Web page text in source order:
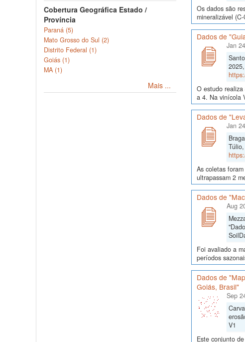
Cobertura Geográfica Estado /
Província
Paraná (5)
Mato Grosso do Sul (2)
Distrito Federal (1)
Goiás (1)
MA (1)
Mais ...
Os dados são
mineralizável
Dados de
Jan
O estudo
a 4. Na vinícola
Dados de
Jan
As coletas
ultrapassam 2
Dados de
Aug
Foi avaliado a
períodos
Dados de
Goiás, Brasil"
Sep
V1
Este conjunto